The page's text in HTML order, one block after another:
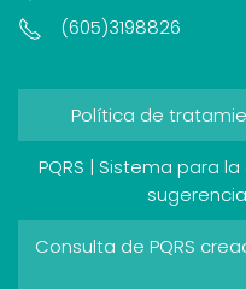
(605)3198826
Política de
PQRS | Sistema para
Consulta de PQRS